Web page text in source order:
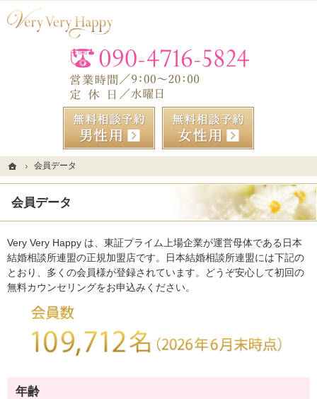
ホーム
会員データ
会員データ
初回面談からご成婚までトータルサポート。埼玉・大宮の結婚相談所なら当相談所へ。
埼玉・大宮の結婚相談所なら『幸せな結婚』を目指すベリーベリーハッピー
Very Very Happy は、東証プライム上場企業が運営母体である日本
結婚相談所連盟の正規加盟店です。日本結婚相談所連盟には下記の
とおり、多くの会員様が登録されています。どうぞ安心して初回の
無料カウンセリングをお申込みください。
年齢
無料相談予約男性用
ホーム
会員データ